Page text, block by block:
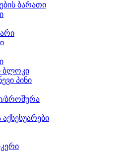
ბარათი
ბლოკი
პინი
ბროშურა
აქსესუარები